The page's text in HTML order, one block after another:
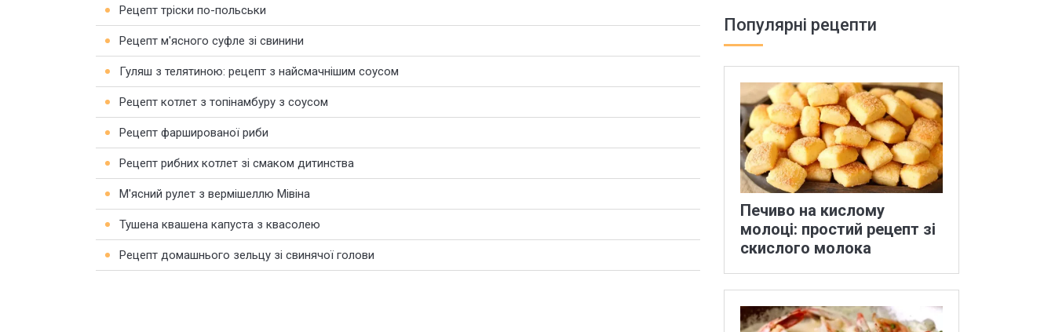
Рецепт тріски по-польськи
Рецепт м'ясного суфле зі свинини
Гуляш з телятиною: рецепт з найсмачнішим соусом
Рецепт котлет з топінамбуру з соусом
Рецепт фаршированої риби
Рецепт рибних котлет зі смаком дитинства
М'ясний рулет з вермішеллю Мівіна
Тушена квашена капуста з квасолею
Рецепт домашнього зельцу зі свинячої голови
Популярні рецепти
Печиво на кислому
молоці: простий рецепт зі
скислого молока